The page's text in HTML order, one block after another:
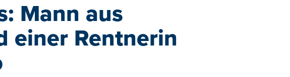
Mann aus
einer Rentnerin